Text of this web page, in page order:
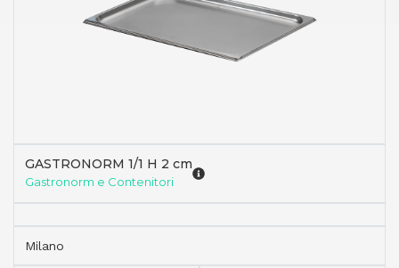
GASTRONORM 1/1 H 2 cm
Gastronorm e Contenitori
Milano